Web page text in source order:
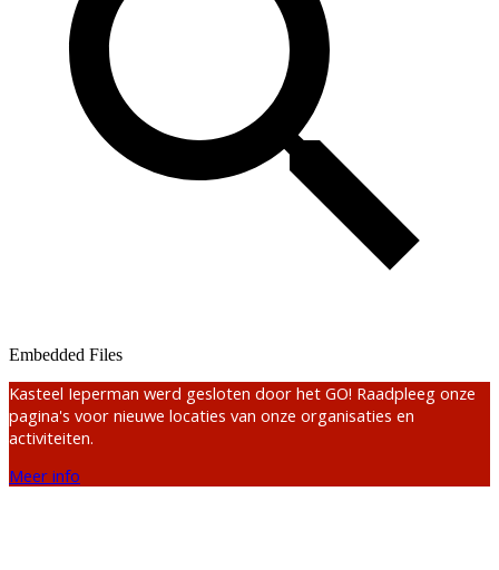
Embedded Files
Kasteel Ieperman werd gesloten door het GO! Raadpleeg onze
pagina's voor nieuwe locaties van onze organisaties en
activiteiten.
Meer info